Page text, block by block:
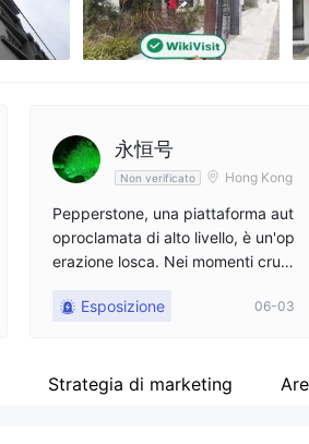
永恒号
Non verificato Hong Kong
Pepperstone, una piattaforma aut
oproclamata di alto livello, è un'op
erazione losca. Nei momenti cruci
evo diventano problematici, sia in
ati per causare perdite ai clienti, c
Esposizione 06-03
Strategia di marketing